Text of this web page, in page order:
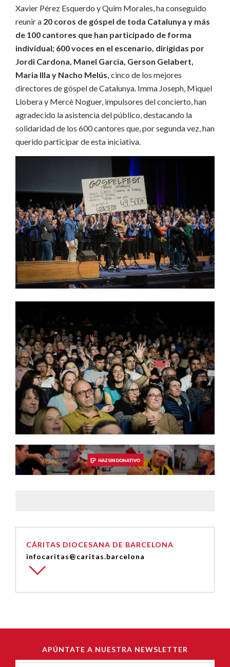
Xavier Pérez Esquerdo y Quim Morales, ha conseguido
reunir a 20 coros de góspel de toda Catalunya y más
de 100 cantores que han participado de forma
individual; 600 voces en el escenario, dirigidas por
Jordi Cardona, Manel Garcia, Gerson Gelabert,
Maria Illa y Nacho Melús, cinco de los mejores
directores de góspel de Catalunya. Imma Joseph, Miquel
Llobera y Mercè Noguer, impulsores del concierto, han
agradecido la asistencia del público, destacando la
solidaridad de los 600 cantores que, por segunda vez, han
querido participar de esta iniciativa.
CÁRITAS DIOCESANA DE BARCELONA
infocaritas@caritas.barcelona
APÚNTATE A NUESTRA NEWSLETTER